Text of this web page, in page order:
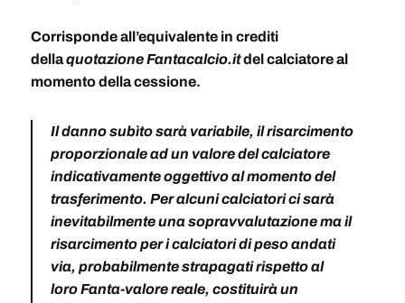
Corrisponde all’equivalente in crediti
dellaquotazione Fantacalcio.itdel calciatore al
momento della cessione.
Il danno subìto sarà variabile, il risarcimento
proporzionale ad un valore del calciatore
indicativamente oggettivo al momento del
trasferimento. Per alcuni calciatori ci sarà
inevitabilmente una sopravvalutazione ma il
risarcimento per i calciatori di peso andati
via, probabilmente strapagati rispetto al
loro Fanta-valore reale, costituirà un